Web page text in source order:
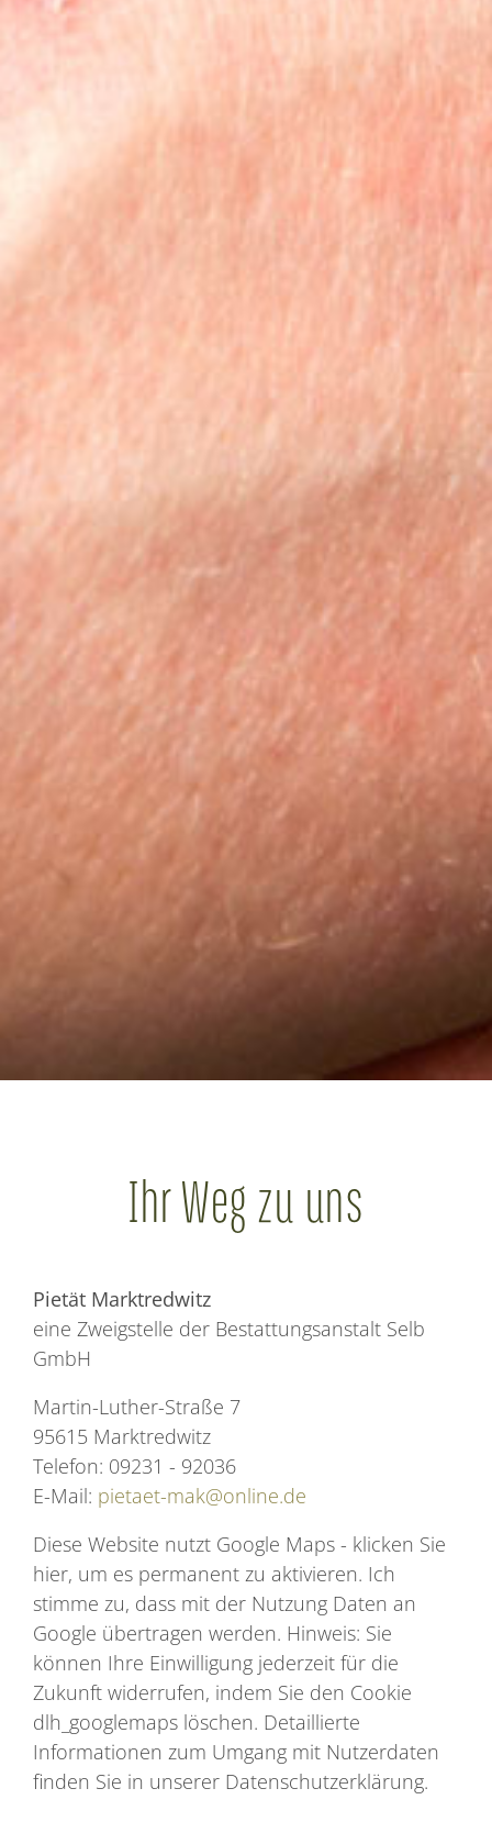
Ihr Weg zu uns
Pietät Marktredwitz
eine Zweigstelle der Bestattungsanstalt Selb
GmbH
Martin-Luther-Straße 7
95615 Marktredwitz
Telefon: 09231 - 92036
E-Mail: pietaet-mak@online.de
Diese Website nutzt Google Maps - klicken Sie
hier, um es permanent zu aktivieren. Ich
stimme zu, dass mit der Nutzung Daten an
Google übertragen werden. Hinweis: Sie
können Ihre Einwilligung jederzeit für die
Zukunft widerrufen, indem Sie den Cookie
dlh_googlemaps löschen. Detaillierte
Informationen zum Umgang mit Nutzerdaten
finden Sie in unserer Datenschutzerklärung.